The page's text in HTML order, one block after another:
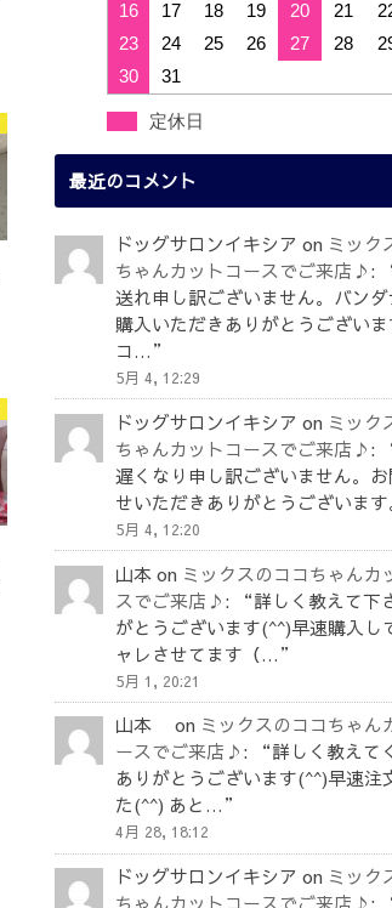
16
17 18 19 20 21
23
24 25 26 27 28
30
31
定休日
最近のコメント
ドッグサロンイキシア on ミック
ちゃんカットコースでご来店♪ :
送れ申し訳ございません。バン
購入いただきありがとうございま
コ… ”
5月 4, 12:29
ドッグサロンイキシア on ミック
ちゃんカットコースでご来店♪ :
遅くなり申し訳ございません。お
せいただきありがとうございま
5月 4, 12:20
山本 on ミックスのココちゃんカ
スでご来店♪ : “詳しく教えて下
がとうございます(^^)早速購入し
ャレさせてます（… ”
5月 1, 20:21
山本 on ミックスのココちゃん
ースでご来店♪ : “詳しく教えて
ありがとうございます(^^)早速注
た(^^) あと… ”
4月 28, 18:12
ドッグサロンイキシア on ミック